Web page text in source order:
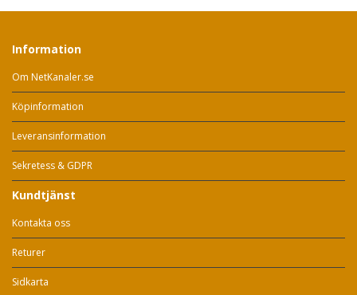
Information
Om NetKanaler.se
Köpinformation
Leveransinformation
Sekretess & GDPR
Kundtjänst
Kontakta oss
Returer
Sidkarta